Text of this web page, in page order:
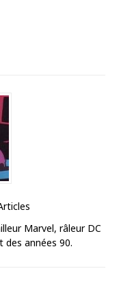
Marvel, râleur DC
des années 90.